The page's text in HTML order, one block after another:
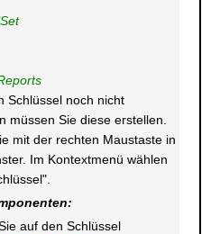
Schlüssel noch nicht
müssen Sie diese erstellen.
mit der rechten Maustaste in
Im Kontextmenü wählen
auf den Schlüssel